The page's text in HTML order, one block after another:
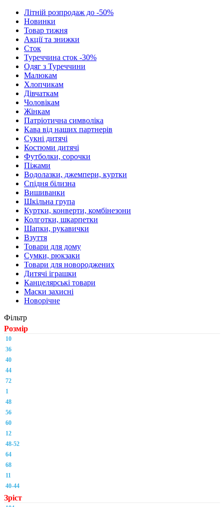
Літній розпродаж до -50%
Новинки
Товар тижня
Акції та знижки
Сток
Туреччина сток -30%
Одяг з Туреччини
Малюкам
Хлопчикам
Дівчаткам
Чоловікам
Жінкам
Патріотична символіка
Кава від наших партнерів
Сукні дитячі
Костюми дитячі
Футболки, сорочки
Піжами
Водолазки, джемпери, куртки
Спідня білизна
Вишиванки
Шкільна група
Куртки, конверти, комбінезони
Колготки, шкарпетки
Шапки, рукавички
Взуття
Товари для дому
Сумки, рюкзаки
Товари для новороджених
Дитячі іграшки
Канцелярські товари
Маски захисні
Новорічне
Фільтр
Розмір
10
36
40
44
72
1
48
56
60
12
48-52
64
68
11
40-44
Зріст